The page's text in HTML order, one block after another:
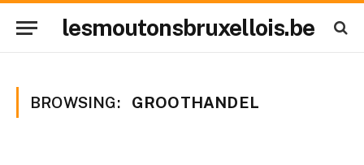
lesmoutonsbruxellois.be
BROWSING: GROOTHANDEL